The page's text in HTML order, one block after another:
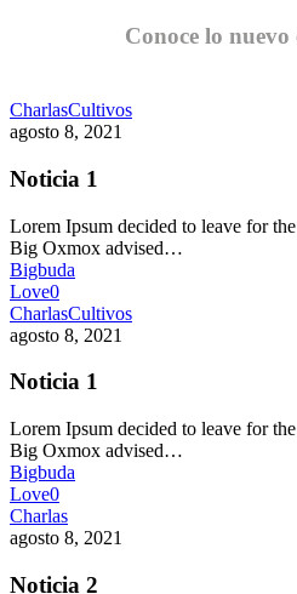
Conoce lo
CharlasCultivos
agosto 8, 2021
Noticia 1
Lorem Ipsum decided to leave for
Big Oxmox advised…
Bigbuda
Love0
CharlasCultivos
agosto 8, 2021
Noticia 1
Lorem Ipsum decided to leave for
Big Oxmox advised…
Bigbuda
Love0
Charlas
agosto 8, 2021
Noticia 2